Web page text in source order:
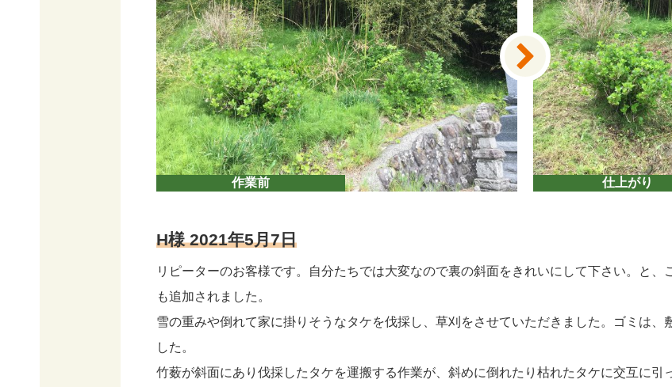
作業前 仕上がり
H様 2021年5月7日
リピーターのお客様です。自分たちでは大変なので裏の斜面をきれいにして下さい。と
も追加されました。
雪の重みや倒れて家に掛りそうなタケを伐採し、草刈をさせていただきました。ゴミは
した。
竹薮が斜面にあり伐採したタケを運搬する作業が、斜めに倒れたり枯れたタケに交互に引